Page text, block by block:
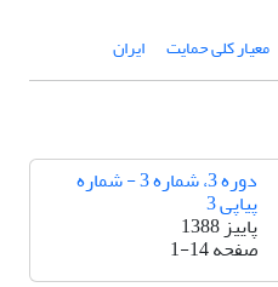
معیار کلی حمایت ایران
دوره 3، شماره 3 - شماره
پیاپی 3
پاییز 1388
صفحه1-14